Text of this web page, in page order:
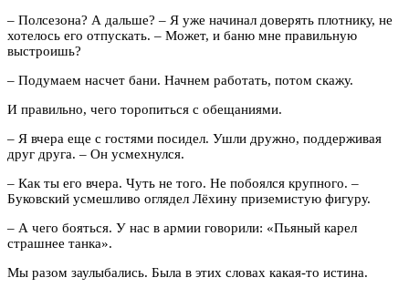
– Полсезона? А дальше? – Я уже начинал доверять плотнику, не
хотелось его отпускать. – Может, и баню мне правильную
выстроишь?
– Подумаем насчет бани. Начнем работать, потом скажу.
И правильно, чего торопиться с обещаниями.
– Я вчера еще с гостями посидел. Ушли дружно, поддерживая
друг друга. – Он усмехнулся.
– Как ты его вчера. Чуть не того. Не побоялся крупного. –
Буковский усмешливо оглядел Лёхину приземистую фигуру.
– А чего бояться. У нас в армии говорили: «Пьяный карел
страшнее танка».
Мы разом заулыбались. Была в этих словах какая-то истина.